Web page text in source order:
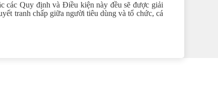
các Quy định và Điều kiện này đều sẽ được giải
tranh chấp giữa người tiêu dùng và tổ chức, cá